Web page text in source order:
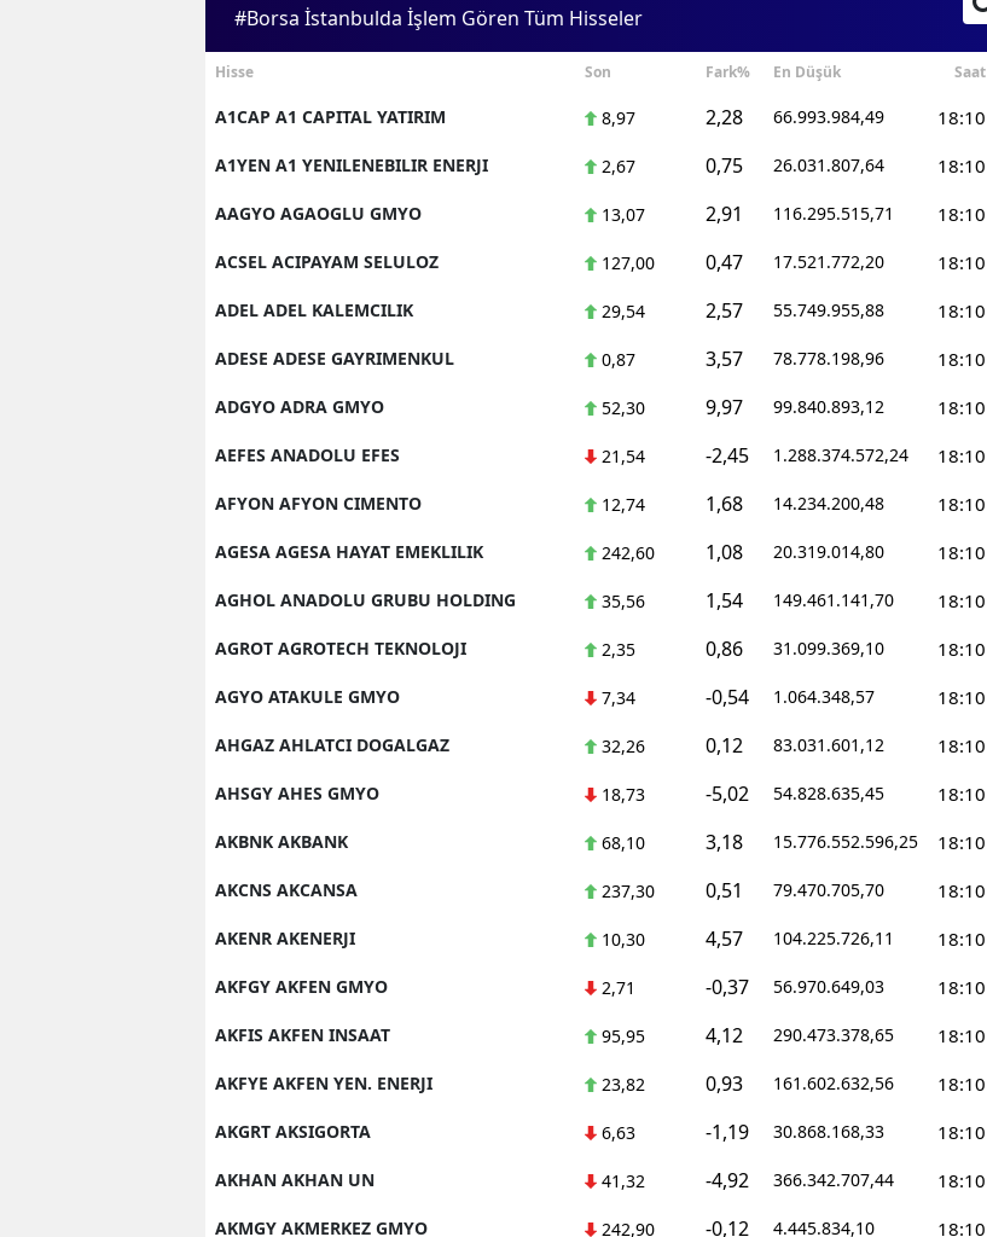
#Borsa İstanbulda İşlem Gören Tüm Hisseler
Hisse Son Fark% En Düşük Saat
A1CAP A1 CAPITAL YATIRIM 8,97 2,28 66.993.984,49 18:10
A1YEN A1 YENILENEBILIR ENERJI 2,67 0,75 26.031.807,64 18:10
AAGYO AGAOGLU GMYO 13,07 2,91 116.295.515,71 18:10
ACSEL ACIPAYAM SELULOZ 127,00 0,47 17.521.772,20 18:10
ADEL ADEL KALEMCILIK 29,54 2,57 55.749.955,88 18:10
ADESE ADESE GAYRIMENKUL 0,87 3,57 78.778.198,96 18:10
ADGYO ADRA GMYO 52,30 9,97 99.840.893,12 18:10
AEFES ANADOLU EFES 21,54 -2,45 1.288.374.572,24 18:10
AFYON AFYON CIMENTO 12,74 1,68 14.234.200,48 18:10
AGESA AGESA HAYAT EMEKLILIK 242,60 1,08 20.319.014,80 18:10
AGHOL ANADOLU GRUBU HOLDING 35,56 1,54 149.461.141,70 18:10
AGROT AGROTECH TEKNOLOJI 2,35 0,86 31.099.369,10 18:10
AGYO ATAKULE GMYO 7,34 -0,54 1.064.348,57 18:10
AHGAZ AHLATCI DOGALGAZ 32,26 0,12 83.031.601,12 18:10
AHSGY AHES GMYO 18,73 -5,02 54.828.635,45 18:10
AKBNK AKBANK 68,10 3,18 15.776.552.596,25 18:10
AKCNS AKCANSA 237,30 0,51 79.470.705,70 18:10
AKENR AKENERJI 10,30 4,57 104.225.726,11 18:10
AKFGY AKFEN GMYO 2,71 -0,37 56.970.649,03 18:10
AKFIS AKFEN INSAAT 95,95 4,12 290.473.378,65 18:10
AKFYE AKFEN YEN. ENERJI 23,82 0,93 161.602.632,56 18:10
AKGRT AKSIGORTA 6,63 -1,19 30.868.168,33 18:10
AKHAN AKHAN UN 41,32 -4,92 366.342.707,44 18:10
AKMGY AKMERKEZ GMYO 242,90 -0,12 4.445.834,10 18:10